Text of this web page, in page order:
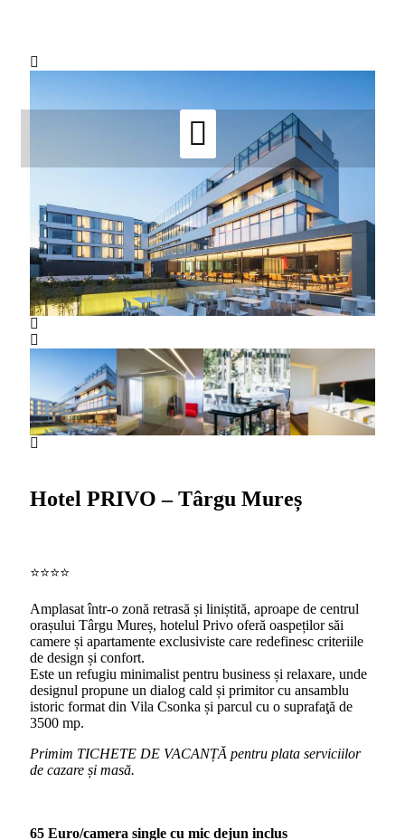
Hotel PRIVO – Târgu Mureș
⭐️⭐️⭐️⭐️
Amplasat într-o zonă retrasă și liniștită, aproape de centrul
orașului Târgu Mureș, hotelul Privo oferă oaspeților săi
camere și apartamente exclusiviste care redefinesc criteriile
de design și confort.
Este un refugiu minimalist pentru business și relaxare, unde
designul propune un dialog cald și primitor cu ansamblu
istoric format din Vila Csonka și parcul cu o suprafaţă de
3500 mp.
Primim TICHETE DE VACANȚĂ pentru plata serviciilor
de cazare și masă.
65 Euro/camera single cu mic dejun inclus